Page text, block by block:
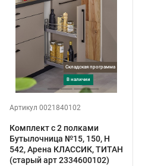
Складская программа
в наличии
Артикул 0021840102
Комплект с 2 полками
Бутылочница №15, 150, H
542, Арена КЛАССИК, ТИТАН
(старый арт 2334600102)